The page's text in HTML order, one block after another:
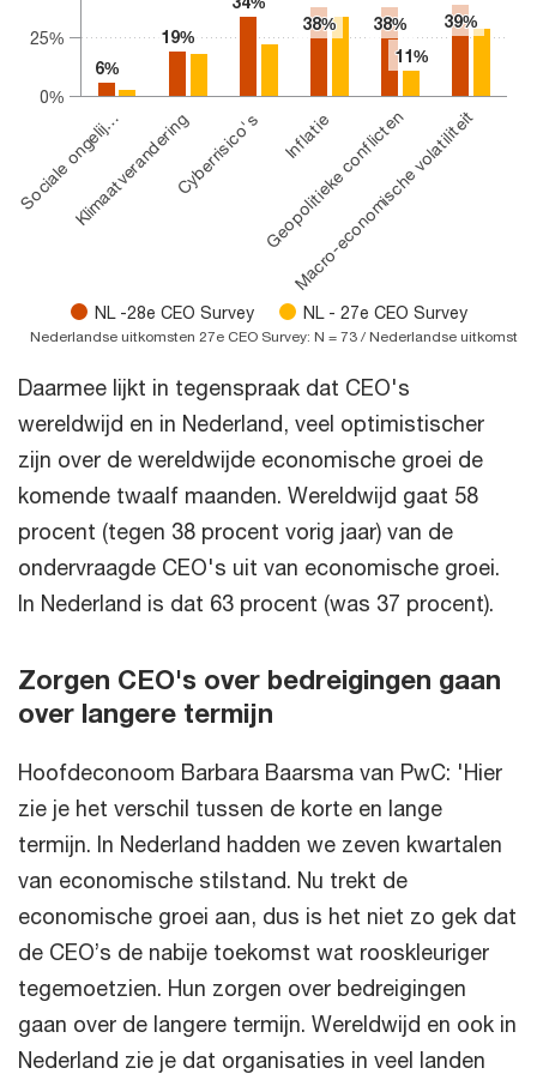
6%
6%
19%
19%
38%
38% 38%
38% 39%
39%
11%
11%
NL -28e CEO Survey NL - 27e CEO Survey
Sociale ongelij…
KlimaatveranderingCyberrisico's Inflatie
Geopolitieke conflicten
Macro-economische volatiliteit
0%
25%
Nederlandse uitkomsten 27e CEO Survey: N = 73 / Nederlandse uitkomsten
Daarmee lijkt in tegenspraak dat CEO's
wereldwijd en in Nederland, veel optimistischer
zijn over de wereldwijde economische groei de
komende twaalf maanden. Wereldwijd gaat 58
procent (tegen 38 procent vorig jaar) van de
ondervraagde CEO's uit van economische groei.
In Nederland is dat 63 procent (was 37 procent).
Zorgen CEO's over bedreigingen gaan
over langere termijn
Hoofdeconoom Barbara Baarsma van PwC: 'Hier
zie je het verschil tussen de korte en lange
termijn. In Nederland hadden we zeven kwartalen
van economische stilstand. Nu trekt de
economische groei aan, dus is het niet zo gek dat
de CEO’s de nabije toekomst wat rooskleuriger
tegemoetzien. Hun zorgen over bedreigingen
gaan over de langere termijn. Wereldwijd en ook in
Nederland zie je dat organisaties in veel landen